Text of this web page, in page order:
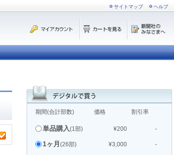
サイトマップ ヘルプ
期間(合計部数) 価格 割引率
単品購入(1部) ¥200 -
1ヶ月 (26部) ¥3,000 -